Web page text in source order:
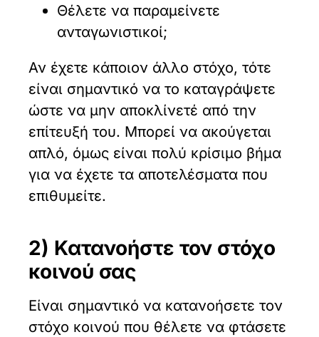
Θέλετε να παραμείνετε
ανταγωνιστικοί;
Αν έχετε κάποιον άλλο στόχο, τότε
είναι σημαντικό να το καταγράψετε
ώστε να μην αποκλίνετέ από την
επίτευξή του. Μπορεί να ακούγεται
απλό, όμως είναι πολύ κρίσιμο βήμα
για να έχετε τα αποτελέσματα που
επιθυμείτε.
2) Κατανοήστε τον στόχο
κοινού σας
Είναι σημαντικό να κατανοήσετε τον
στόχο κοινού που θέλετε να φτάσετε